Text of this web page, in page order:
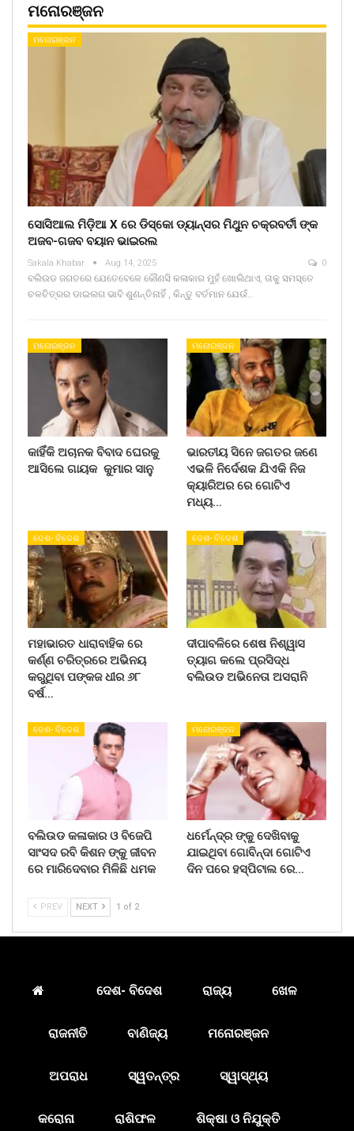
ମନୋରଞ୍ଜନ
ମନୋରଞ୍ଜନ
ସୋସିଆଲ ମିଡ଼ିଆ X ରେ ଡିସ୍କୋ ଡ୍ୟାନ୍ସର ମିଥୁନ ଚକ୍ରବର୍ତୀ ଙ୍କ
ଅଜବ-ଗଜବ ବୟାନ ଭାଇରଲ
Sakala Khabar Aug 14, 2025 0
ବଲିଉଡ ଜଗତରେ ଯେତେବେଳେ କୌଣସି କଳାକାର ମୁହଁ ଖୋଲିଥାଏ, ତାକୁ ସମସ୍ତେ
ଚଳଚିତ୍ରର ଡାଇଲଗ ଭାବି ଶୁଣନ୍ତିନାହିଁ , କିନ୍ତୁ ବର୍ତମାନ ଯେଉଁ…
ମନୋରଞ୍ଜନ
କାହିଁକି ଅଚାନକ ବିବାଦ ଘେରକୁ
ଆସିଲେ ଗାୟକ କୁମାର ସାନୁ
ମନୋରଞ୍ଜନ
ଭାରତୀୟ ସିନେ ଜଗତର ଜଣେ
ଏଭଳି ନିର୍ଦେଶକ ଯିଏକି ନିଜ
କ୍ୟାରିଅର ରେ ଗୋଟିଏ
ମଧ୍ୟ…
ଦେଶ- ବିଦେଶ
ମହାଭାରତ ଧାରାବାହିକ ରେ
କର୍ଣ୍ଣ ଚରିତ୍ରରେ ଅଭିନୟ
କରୁଥିବା ପଙ୍କଜ ଧୀର ୬୮
ବର୍ଷ…
ଦେଶ- ବିଦେଶ
ଦୀପାବଳିରେ ଶେଷ ନିଶ୍ୱାସ
ତ୍ୟାଗ କଲେ ପ୍ରସିଦ୍ଧ
ବଲିଉଡ ଅଭିନେତା ଅସରାନି
ଦେଶ- ବିଦେଶ
ବଲିଉଡ କଳାକାର ଓ ବିଜେପି
ସାଂସଦ ରବି କିଶନ ଙ୍କୁ ଜୀବନ
ରେ ମାରିଦେବାର ମିଳିଛି ଧମକ
ମନୋରଞ୍ଜନ
ଧର୍ମେନ୍ଦ୍ର ଙ୍କୁ ଦେଖିବାକୁ
ଯାଇଥିବା ଗୋବିନ୍ଦା ଗୋଟିଏ
ଦିନ ପରେ ହସ୍ପିଟାଲ ରେ…
PREV NEXT 1 of 2
ଦେଶ- ବିଦେଶ ରାଜ୍ୟ ଖେଳ
ରାଜନୀତି ବାଣିଜ୍ୟ ମନୋରଞ୍ଜନ
ଅପରାଧ ସ୍ୱତନ୍ତ୍ର ସ୍ୱାସ୍ଥ୍ୟ
କରୋନା ରାଶିଫଳ ଶିକ୍ଷା ଓ ନିଯୁକ୍ତି